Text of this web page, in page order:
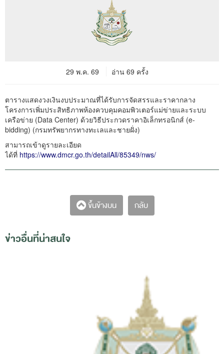
29 พ.ค. 69 อ่าน 69 ครั้ง
ตารางแสดงวงเงินงบประมาณที่ได้รับการจัดสรรและราคากลาง
โครงการเพิ่มประสิทธิภาพห้องควบคุมคอมพิวเตอร์แม่ข่ายและระบบ
เครือข่าย (Data Center) ด้วยวิธีประกวดราคาอิเล็กทรอนิกส์ (e-
bidding) (กรมทรัพยากรทางทะเลและชายฝั่ง)
สามารถเข้าดูรายละเอียด
ได้ที่ https://www.dmcr.go.th/detailAll/85349/nws/
ขึ้นข้างบน กลับ
ข่าวอื่นที่น่าสนใจ